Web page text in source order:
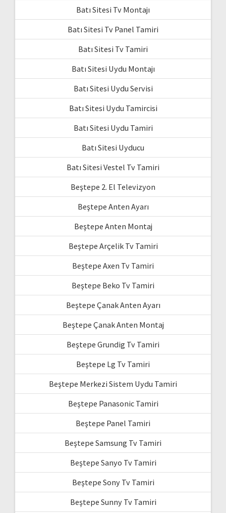
Batı Sitesi Tv Montajı
Batı Sitesi Tv Panel Tamiri
Batı Sitesi Tv Tamiri
Batı Sitesi Uydu Montajı
Batı Sitesi Uydu Servisi
Batı Sitesi Uydu Tamircisi
Batı Sitesi Uydu Tamiri
Batı Sitesi Uyducu
Batı Sitesi Vestel Tv Tamiri
Beştepe 2. El Televizyon
Beştepe Anten Ayarı
Beştepe Anten Montaj
Beştepe Arçelik Tv Tamiri
Beştepe Axen Tv Tamiri
Beştepe Beko Tv Tamiri
Beştepe Çanak Anten Ayarı
Beştepe Çanak Anten Montaj
Beştepe Grundig Tv Tamiri
Beştepe Lg Tv Tamiri
Beştepe Merkezi Sistem Uydu Tamiri
Beştepe Panasonic Tamiri
Beştepe Panel Tamiri
Beştepe Samsung Tv Tamiri
Beştepe Sanyo Tv Tamiri
Beştepe Sony Tv Tamiri
Beştepe Sunny Tv Tamiri